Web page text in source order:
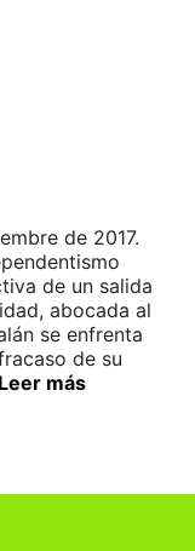
de 2017.
de un salida
abocada al
se enfrenta
de su
Leer más